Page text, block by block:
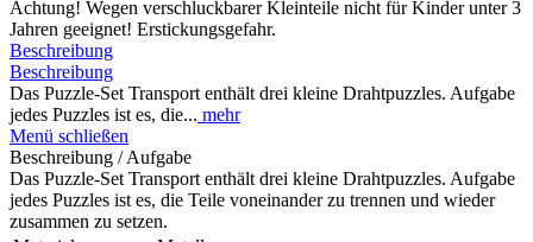
Achtung! Wegen verschluckbarer Kleinteile nicht für Kinder unter 3
Jahren geeignet! Erstickungsgefahr.
Beschreibung
Beschreibung
Das Puzzle-Set Transport enthält drei kleine Drahtpuzzles. Aufgabe
jedes Puzzles ist es, die... mehr
Menü schließen
Beschreibung / Aufgabe
Das Puzzle-Set Transport enthält drei kleine Drahtpuzzles. Aufgabe
jedes Puzzles ist es, die Teile voneinander zu trennen und wieder
zusammen zu setzen.